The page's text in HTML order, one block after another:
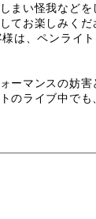
まい怪我など
てお楽しみくだ
は、ペンライ
ーマンスの妨
のライブ中でも